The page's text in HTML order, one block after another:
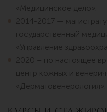
«Медицинское дело».
2014-2017 —
государственный
«Управление
2020 – по настоящее
центр кожных и
«Дерматовенерология».